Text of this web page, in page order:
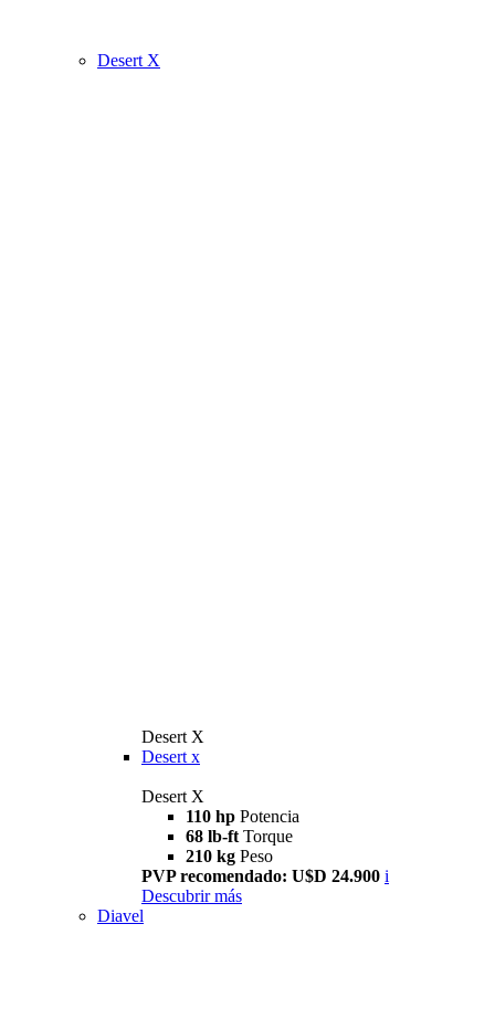
Desert X
Desert X
Desert x
Desert X
110 hp Potencia
68 lb-ft Torque
210 kg Peso
PVP recomendado: U$D 24.900 i
Descubrir más
Diavel